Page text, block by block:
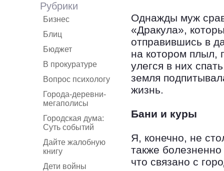
Рубрики
Бизнес
Блиц
Бюджет
В прокуратуре
Вопрос психологу
Города-деревни-
мегаполисы
Городская дума:
Суть событий
Дайте жалобную
книгу
Дети войны
Однажды муж
«Дракула»,
отправившись в
на котором плыл,
улегся в них
земля
жизнь.
Бани и куры
Я, конечно, не
также
что связано с